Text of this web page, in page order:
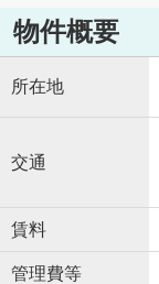
物件概要
所在地
交通
賃料
管理費等